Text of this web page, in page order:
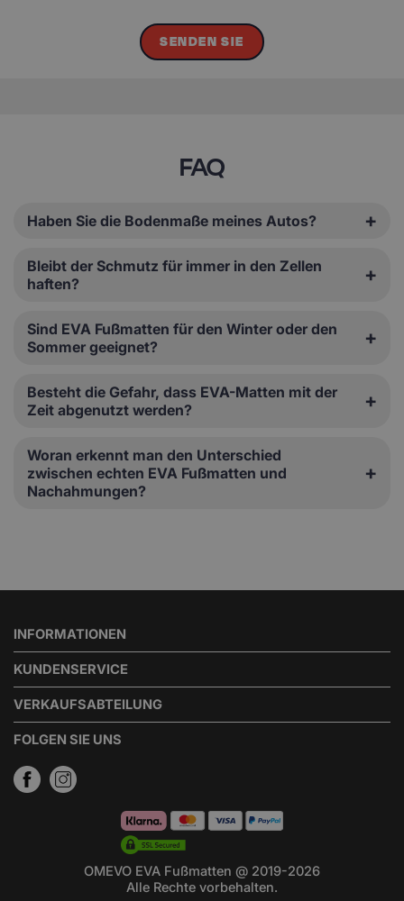
SENDEN SIE
FAQ
Haben Sie die Bodenmaße meines Autos?
Bleibt der Schmutz für immer in den Zellen
haften?
Sind EVA Fußmatten für den Winter oder den
Sommer geeignet?
Besteht die Gefahr, dass EVA-Matten mit der
Zeit abgenutzt werden?
Woran erkennt man den Unterschied
zwischen echten EVA Fußmatten und
Nachahmungen?
INFORMATIONEN
KUNDENSERVICE
VERKAUFSABTEILUNG
FOLGEN SIE UNS
OMEVO EVA Fußmatten @ 2019-2026
Alle Rechte vorbehalten.